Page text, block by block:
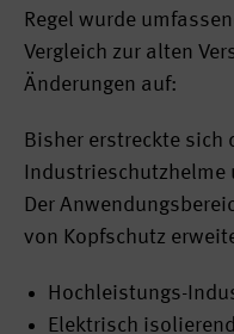
Regel wurde
Vergleich zur alten
Änderungen auf:
Bisher erstreckte sich
Der
von Kopfschutz
Hochleistungs-
Elektrisch